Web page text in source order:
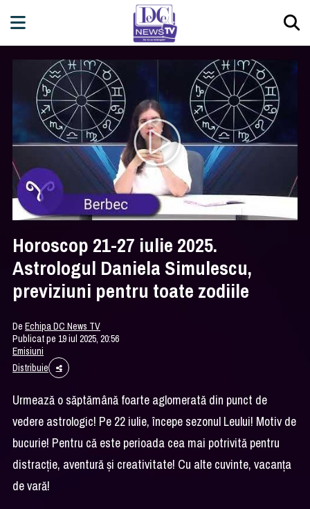
Horoscop 21-27 iulie 2025.
Astrologul Daniela Simulescu,
previziuni pentru toate zodiile
DeEchipa DC News TV
Publicat pe 19 iul 2025, 20:56
Emisiuni
Distribuie
Urmează o săptămână foarte aglomerată din punct de
vedere astrologic! Pe 22 iulie, începe sezonul Leului! Motiv de
bucurie! Pentru că este perioada cea mai potrivită pentru
distracție, aventură și creativitate! Cu alte cuvinte, vacanța
de vară!